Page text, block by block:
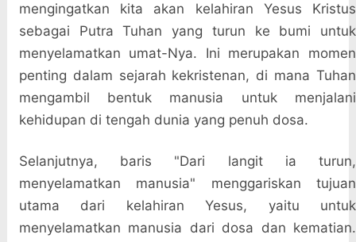
mengingatkan kita akan kelahiran Yesus Kristus
sebagai Putra Tuhan yang turun ke bumi untuk
menyelamatkan umat-Nya. Ini merupakan momen
penting dalam sejarah kekristenan, di mana Tuhan
mengambil bentuk manusia untuk menjalani
kehidupan di tengah dunia yang penuh dosa.
Selanjutnya, baris "Dari langit ia turun,
menyelamatkan manusia" menggariskan tujuan
utama dari kelahiran Yesus, yaitu untuk
menyelamatkan manusia dari dosa dan kematian.